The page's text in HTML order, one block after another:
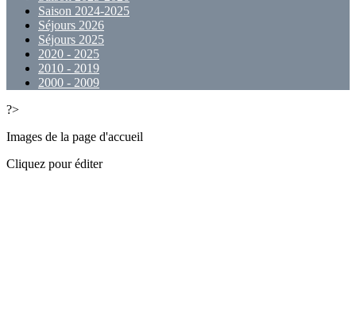
Saison 2024-2025
Séjours 2026
Séjours 2025
2020 - 2025
2010 - 2019
2000 - 2009
?>
Images de la page d'accueil
Cliquez pour éditer